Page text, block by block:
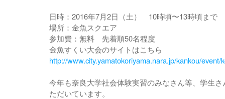
日時：2016年7月2日（土） 10時頃〜13時頃まで
場所：金魚スクエア
参加費：無料 先着順50名程度
金魚すくい大会のサイトはこちら
http://www.city.yamatokoriyama.nara.jp/kankou/event/
今年も奈良大学社会体験実習のみなさん等、学生
ただいています。